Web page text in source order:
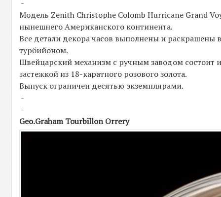
-
Модель Zenith Christophe Colomb Hurricane Grand
нынешнего Американского континента.
Все детали декора часов выполнены и раскрашены
турбийоном.
Швейцарский механизм с ручным заводом состоит
застежкой из 18-каратного розового золота.
Выпуск ограничен десятью экземплярами.
-
-
Geo.Graham Tourbillon Orrery